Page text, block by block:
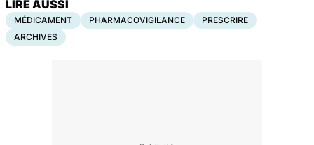
LIRE AUSSI
MÉDICAMENT PHARMACOVIGILANCE
PRESCRIRE
ARCHIVES